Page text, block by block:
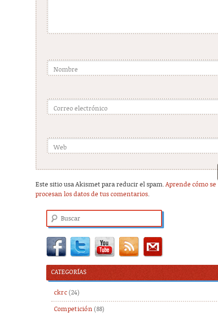
Nombre
Correo electrónico
Web
Este sitio usa Akismet para reducir el spam.Aprende cómo se
procesan los datos de tus comentarios.
Buscar
CATEGORÍAS
ckrc(24)
Competición (88)